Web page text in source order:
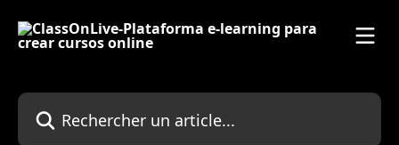
Rechercher un article...